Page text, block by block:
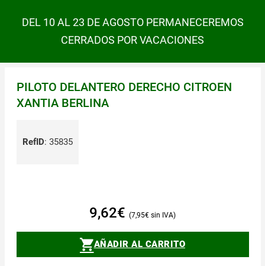
DEL 10 AL 23 DE AGOSTO PERMANECEREMOS
CERRADOS POR VACACIONES
PILOTO DELANTERO DERECHO CITROEN
XANTIA BERLINA
RefID: 35835
9,62€ 7,95€
AÑADIR AL CARRITO